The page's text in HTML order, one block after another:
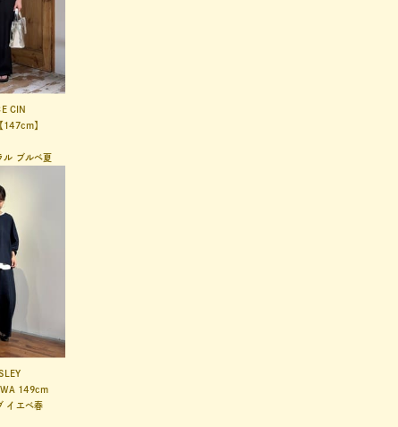
CIN
147cm】
ル ブルベ夏
149cm
イエベ春